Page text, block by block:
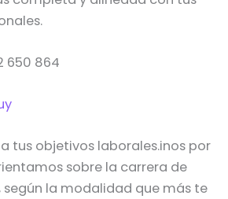
650 864
tus objetivos laborales.inos por
sobre la carrera de
según la modalidad que más te